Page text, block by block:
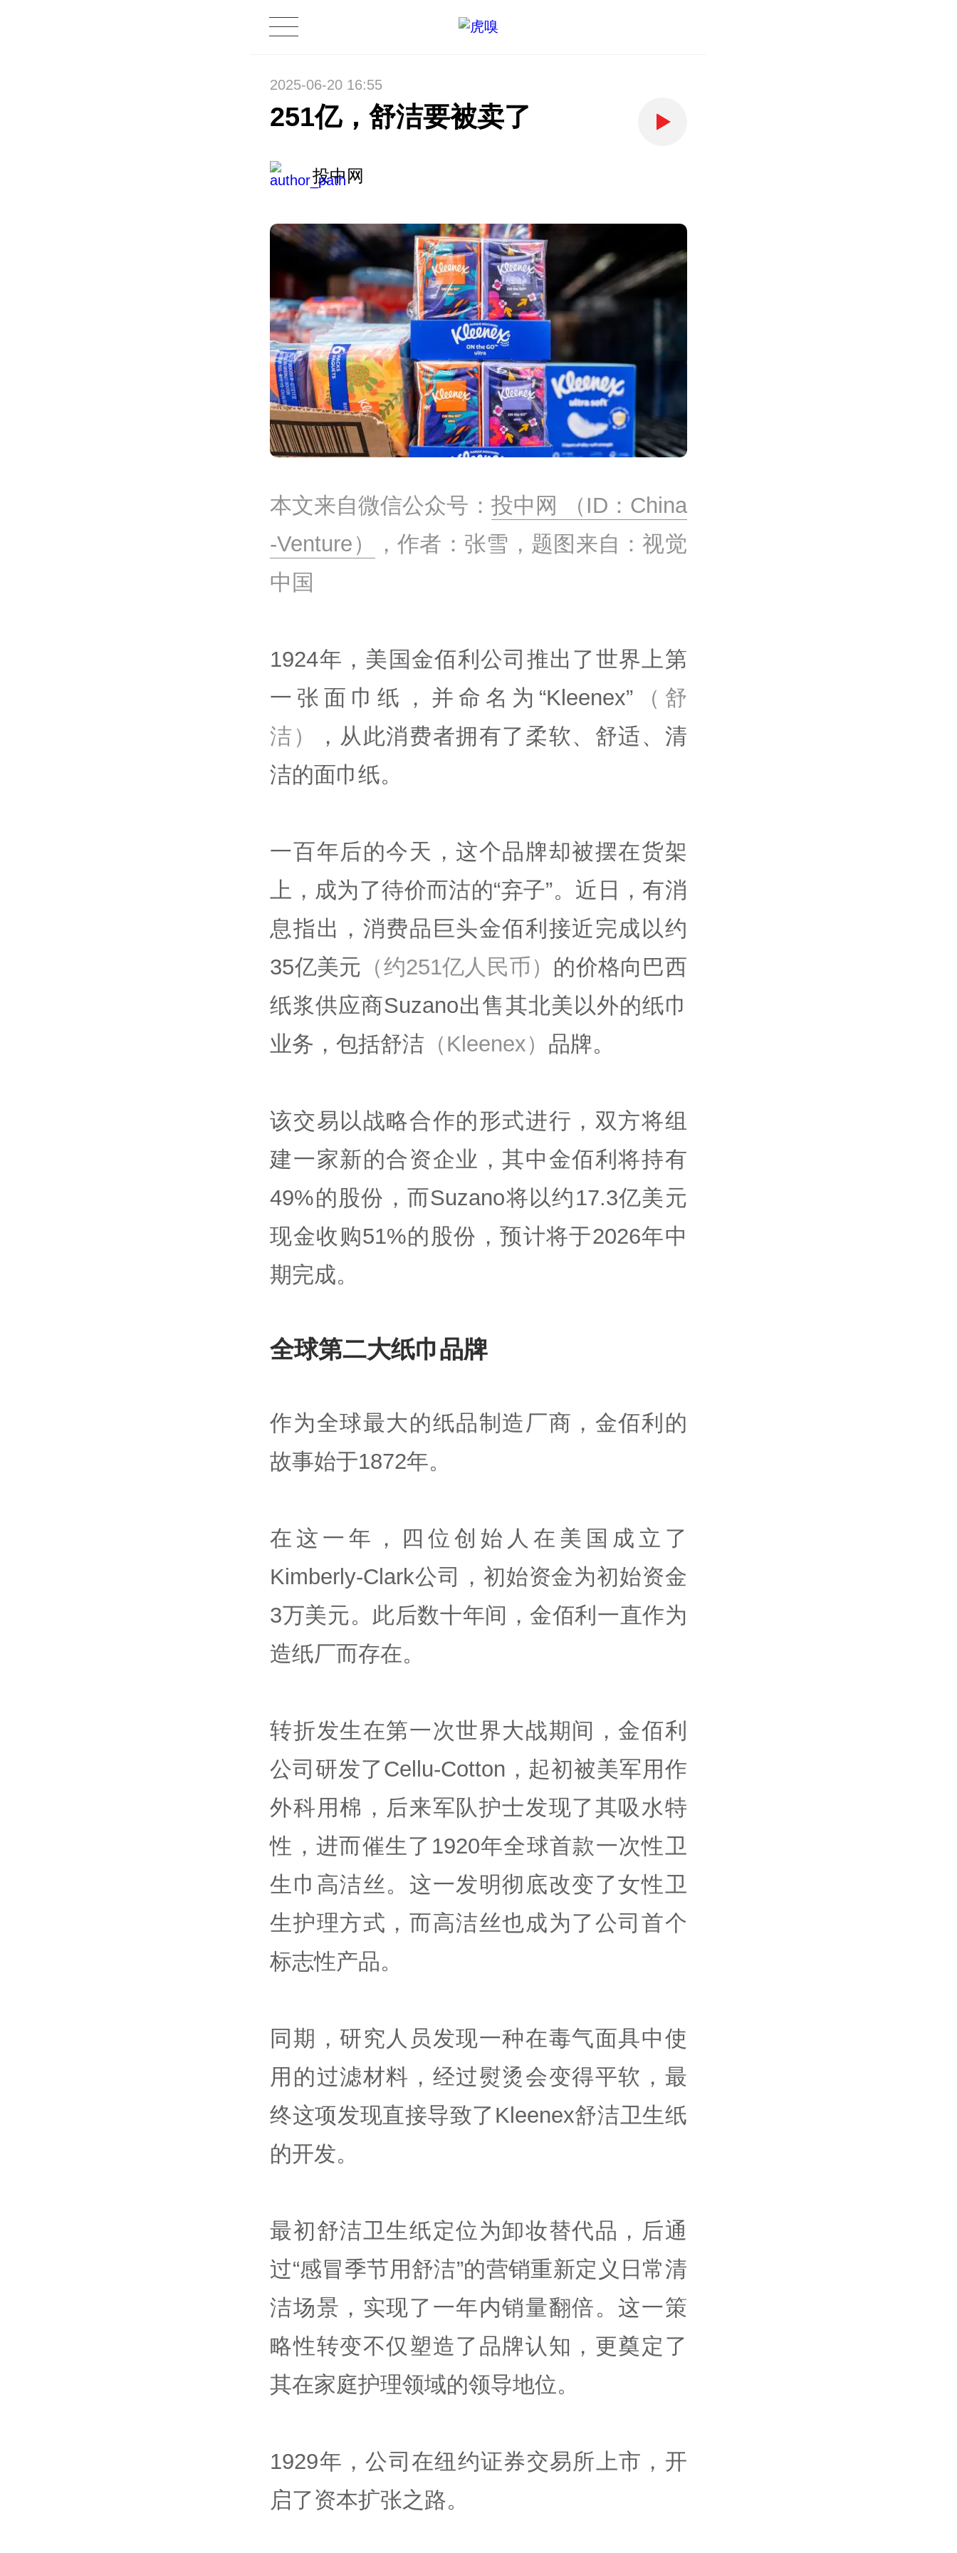
2025-06-20 16:55
251亿，舒洁要被卖了
投中网
本文来自微信公众号： 投中网 （ID：China
-Venture）
，作者：张雪，题图来自：视觉
中国
1924年，美国金佰利公司推出了世界上第
一张面巾纸，并命名为“Kleenex” （舒
洁）
，从此消费者拥有了柔软、舒适、清
洁的面巾纸。
一百年后的今天，这个品牌却被摆在货架
上，成为了待价而沽的“弃子”。近日，有消
息指出，消费品巨头金佰利接近完成以约
35亿美元 （约251亿人民币） 的价格向巴西
纸浆供应商Suzano出售其北美以外的纸巾
业务，包括舒洁 （Kleenex） 品牌。
该交易以战略合作的形式进行，双方将组
建一家新的合资企业，其中金佰利将持有
49%的股份，而Suzano将以约17.3亿美元
现金收购51%的股份，预计将于2026年中
期完成。
全球第二大纸巾品牌
作为全球最大的纸品制造厂商，金佰利的
故事始于1872年。
在这一年，四位创始人在美国成立了
Kimberly-Clark公司，初始资金为初始资金
3万美元。此后数十年间，金佰利一直作为
造纸厂而存在。
转折发生在第一次世界大战期间，金佰利
公司研发了Cellu-Cotton，起初被美军用作
外科用棉，后来军队护士发现了其吸水特
性，进而催生了1920年全球首款一次性卫
生巾高洁丝。这一发明彻底改变了女性卫
生护理方式，而高洁丝也成为了公司首个
标志性产品。
同期，研究人员发现一种在毒气面具中使
用的过滤材料，经过熨烫会变得平软，最
终这项发现直接导致了Kleenex舒洁卫生纸
的开发。
最初舒洁卫生纸定位为卸妆替代品，后通
过“感冒季节用舒洁”的营销重新定义日常清
洁场景，实现了一年内销量翻倍。这一策
略性转变不仅塑造了品牌认知，更奠定了
其在家庭护理领域的领导地位。
1929年，公司在纽约证券交易所上市，开
启了资本扩张之路。